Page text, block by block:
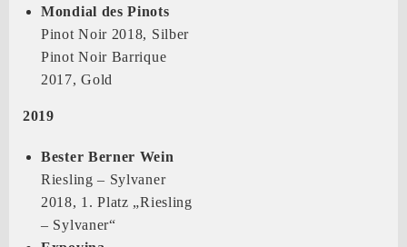
Mondial des Pinots
Pinot Noir 2018, Silber
Pinot Noir Barrique
2017, Gold
2019
Bester Berner Wein
Riesling – Sylvaner
2018, 1. Platz „Riesling
– Sylvaner“